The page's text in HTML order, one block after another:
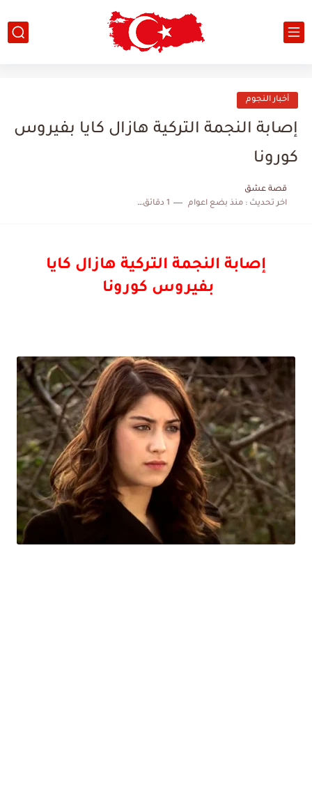
أخبار النجوم
إصابة النجمة التركية هازال كايا بفيروس
كورونا
قصة عشق
اخر تحديث :منذ بضع اعوام 1 دقائق للقراءة
إصابة النجمة التركية هازال كايا
بفيروس كورونا